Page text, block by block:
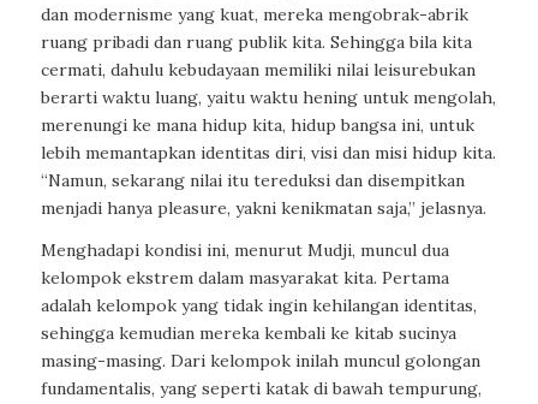
dan modernisme yang kuat, mereka mengobrak-abrik
ruang pribadi dan ruang publik kita. Sehingga bila kita
cermati, dahulu kebudayaan memiliki nilai leisurebukan
berarti waktu luang, yaitu waktu hening untuk mengolah,
merenungi ke mana hidup kita, hidup bangsa ini, untuk
lebih memantapkan identitas diri, visi dan misi hidup kita.
“Namun, sekarang nilai itu tereduksi dan disempitkan
menjadi hanya pleasure, yakni kenikmatan saja,” jelasnya.
Menghadapi kondisi ini, menurut Mudji, muncul dua
kelompok ekstrem dalam masyarakat kita. Pertama
adalah kelompok yang tidak ingin kehilangan identitas,
sehingga kemudian mereka kembali ke kitab sucinya
masing-masing. Dari kelompok inilah muncul golongan
fundamentalis, yang seperti katak di bawah tempurung,